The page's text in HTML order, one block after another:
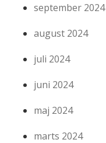
september 2024
august 2024
juli 2024
juni 2024
maj 2024
marts 2024